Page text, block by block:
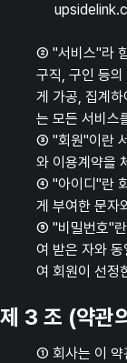
② "서비스"라
구직, 구인 등
게 가공, 집계
는 모든 서비스
③ "회원"이란
와 이용계약을
④ "아이디"란
게 부여한 문자
⑤ "비밀번호"란
여 받은 자와
여 회원이 선정
제 3 조 (약관
① 회사는 이 약